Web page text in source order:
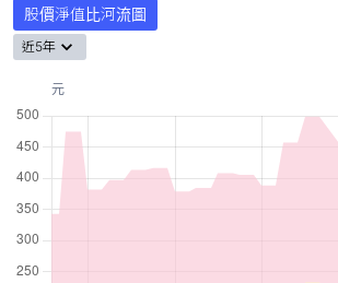
股價淨值比河流圖
近5年